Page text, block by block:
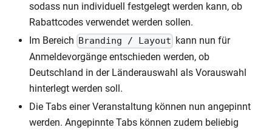
sodass nun individuell festgelegt werden kann, ob
Rabattcodes verwendet werden sollen.
Im Bereich Branding / Layout kann nun für
Anmeldevorgänge entschieden werden, ob
Deutschland in der Länderauswahl als Vorauswahl
hinterlegt werden soll.
Die Tabs einer Veranstaltung können nun angepinnt
werden. Angepinnte Tabs können zudem beliebig